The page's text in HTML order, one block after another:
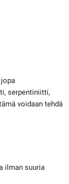
serpentiniitti,
voidaan tehdä
ilman suuria